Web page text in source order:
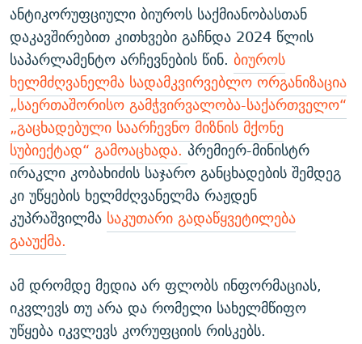
ანტიკორუფციული ბიუროს საქმიანობასთან
დაკავშირებით კითხვები გაჩნდა 2024 წლის
საპარლამენტო არჩევნების წინ. ბიუროს
ხელმძღვანელმა სადამკვირვებლო ორგანიზაცია
„საერთაშორისო გამჭვირვალობა-საქართველო“
„გაცხადებული საარჩევნო მიზნის მქონე
სუბიექტად“ გამოაცხადა.პრემიერ-მინისტრ
ირაკლი კობახიძის საჯარო განცხადების შემდეგ
კი უწყების ხელმძღვანელმა რაჟდენ
კუპრაშვილმა საკუთარი გადაწყვეტილება
გააუქმა.
ამ დრომდე მედია არ ფლობს ინფორმაციას,
იკვლევს თუ არა და რომელი სახელმწიფო
უწყება იკვლევს კორუფციის რისკებს.